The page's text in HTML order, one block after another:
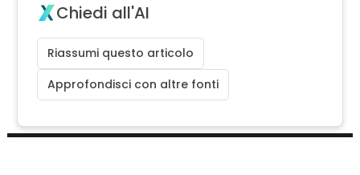
Chiedi all'AI
Riassumi questo articolo
Approfondisci con altre fonti